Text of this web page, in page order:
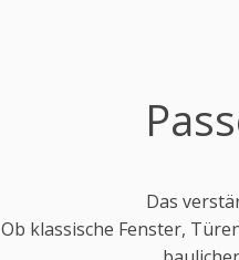
Das
Ob klassische Fenster,